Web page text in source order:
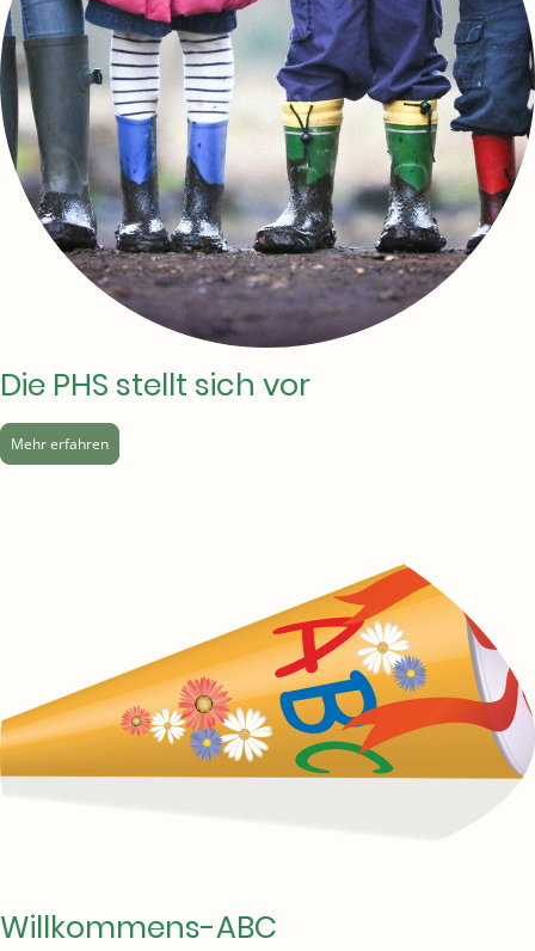
Die PHS stellt sich vor
Mehr erfahren
Willkommens-ABC